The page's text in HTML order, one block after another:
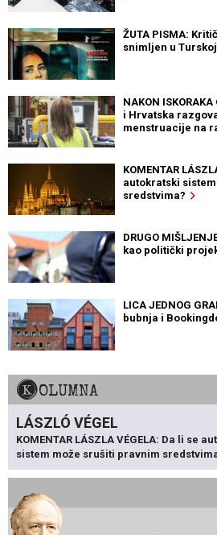
ŽUTA PISMA:
snimljen u Turskoj
NAKON
i Hrvatska
menstruacije na
KOMENTAR
autokratski
sredstvima?
DRUGO
kao politički
LICA JEDNOG
bubnja i
KOLUMNA
LÁSZLÓ VÉGEL
KOMENTAR LÁSZLA VÉGELA: Da li se
sistem može srušiti pravnim